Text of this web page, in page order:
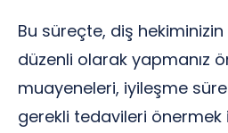
Bu süreçte, diş
düzenli olarak yapmanız
muayeneleri, iyileşme
gerekli tedavileri önermek